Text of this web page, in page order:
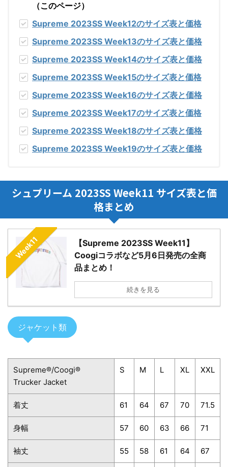
（このページ）
Supreme 2023SS Week12のサイズ表と価格
Supreme 2023SS Week13のサイズ表と価格
Supreme 2023SS Week14のサイズ表と価格
Supreme 2023SS Week15のサイズ表と価格
Supreme 2023SS Week16のサイズ表と価格
Supreme 2023SS Week17のサイズ表と価格
Supreme 2023SS Week18のサイズ表と価格
Supreme 2023SS Week19のサイズ表と価格
シュプリーム 2023SS Week11 サイズ表と価
格まとめ
Week11
【Supreme 2023SS Week11】
Coogiコラボなど5月6日発売の全商
品まとめ！
続きを見る
ジャケット類
Supreme®/Coogi®
Trucker Jacket
S M L XL XXL
着丈 61 64 67 70 71.5
身幅 57 60 63 66 71
袖丈 55 58 61 64 67